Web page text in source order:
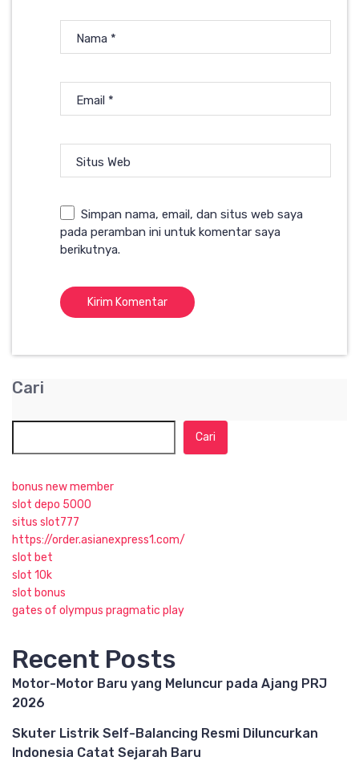
Nama *
Email *
Situs Web
Simpan nama, email, dan situs web saya
pada peramban ini untuk komentar saya
berikutnya.
Cari
Cari
bonus new member
slot depo 5000
situs slot777
https://order.asianexpress1.com/
slot bet
slot 10k
slot bonus
gates of olympus pragmatic play
Recent Posts
Motor-Motor Baru yang Meluncur pada Ajang PRJ
2026
Skuter Listrik Self-Balancing Resmi Diluncurkan
Indonesia Catat Sejarah Baru